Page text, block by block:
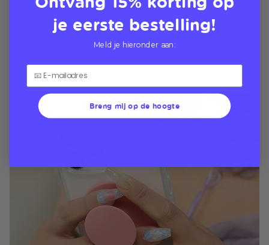
je eerste bestelling!
Meld je hieronder aan:
Breng mij op de hoogte